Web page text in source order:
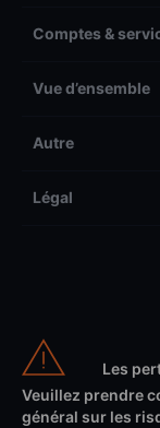
Comptes &
Vue d’ensemble
Autre
Légal
Les
Veuillez prendre
général sur les